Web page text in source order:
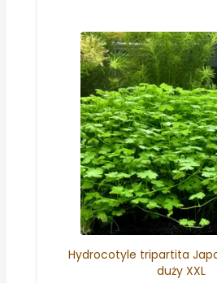
Hydrocotyle tripartita
duży XXL